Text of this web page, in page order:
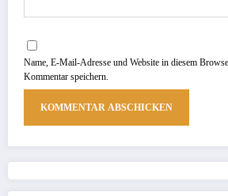
Name, E-Mail-Adresse und Website in diesem
Kommentar speichern.